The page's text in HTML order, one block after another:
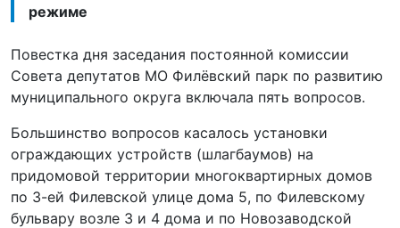
режиме
Повестка дня заседания постоянной комиссии
Совета депутатов МО Филёвский парк по развитию
муниципального округа включала пять вопросов.
Большинство вопросов касалось установки
ограждающих устройств (шлагбаумов) на
придомовой территории многоквартирных домов
по 3-ей Филевской улице дома 5, по Филевскому
бульвару возле 3 и 4 дома и по Новозаводской